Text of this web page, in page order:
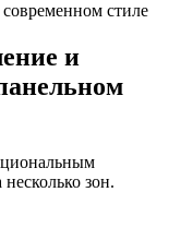
стиле
и
зон.